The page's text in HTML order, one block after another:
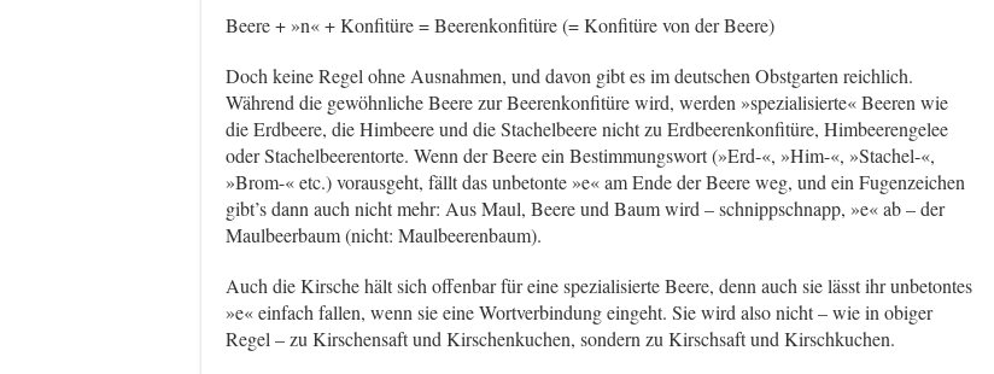
Beere + »n« + Konfitüre = Beerenkonfitüre (= Konfitüre von der Beere)
Doch keine Regel ohne Ausnahmen, und davon gibt es im deutschen Obstgarten reichlich.
Während die gewöhnliche Beere zur Beerenkonfitüre wird, werden »spezialisierte« Beeren wie
die Erdbeere, die Himbeere und die Stachelbeere nicht zu Erdbeerenkonfitüre, Himbeerengelee
oder Stachelbeerentorte. Wenn der Beere ein Bestimmungswort (»Erd-«, »Him-«, »Stachel-«,
»Brom-« etc.) vorausgeht, fällt das unbetonte »e« am Ende der Beere weg, und ein Fugenzeichen
gibt’s dann auch nicht mehr: Aus Maul, Beere und Baum wird – schnippschnapp, »e« ab – der
Maulbeerbaum (nicht: Maulbeerenbaum).
Auch die Kirsche hält sich offenbar für eine spezialisierte Beere, denn auch sie lässt ihr unbetontes
»e« einfach fallen, wenn sie eine Wortverbindung eingeht. Sie wird also nicht – wie in obiger
Regel – zu Kirschensaft und Kirschenkuchen, sondern zu Kirschsaft und Kirschkuchen.